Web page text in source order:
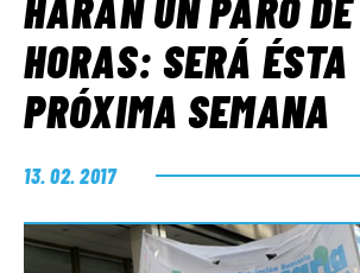
INFORMES ESPECIALES
FUERA DE MEGÁFONO
EL LADO «G»
HORAS: SERÁ
PRÓXIMA SEMANA
13. 02. 2017